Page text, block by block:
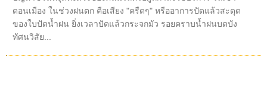
ดอนเมือง ในช่วงฝนตก คือเสียง "ครืดๆ" หรืออาการปัดแล้วสะดุด
ของใบปัดน้ำฝน ยิ่งเวลาปัดแล้วกระจกมัว รอยคราบน้ำฝนบดบัง
ทัศนวิสัย...